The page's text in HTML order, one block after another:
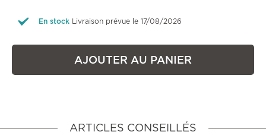
En stock Livraison prévue le 17/08/2026
AJOUTER AU PANIER
ARTICLES CONSEILLÉS